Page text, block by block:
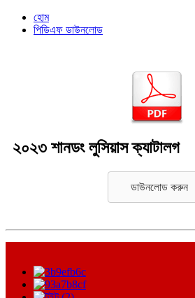
হোম
পিডিএফ ডাউনলোড
২০২৩ শানডং লুসিয়াস ক্যাটালগ
ডাউনলোড করুন